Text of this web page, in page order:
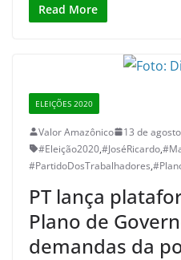
Read More
ELEIÇÕES 2020
Valor Amazônico
13 de
#Eleição2020,#JoséRicardo,
#PartidoDosTrabalhadores,
PT lança
Plano de
demandas da